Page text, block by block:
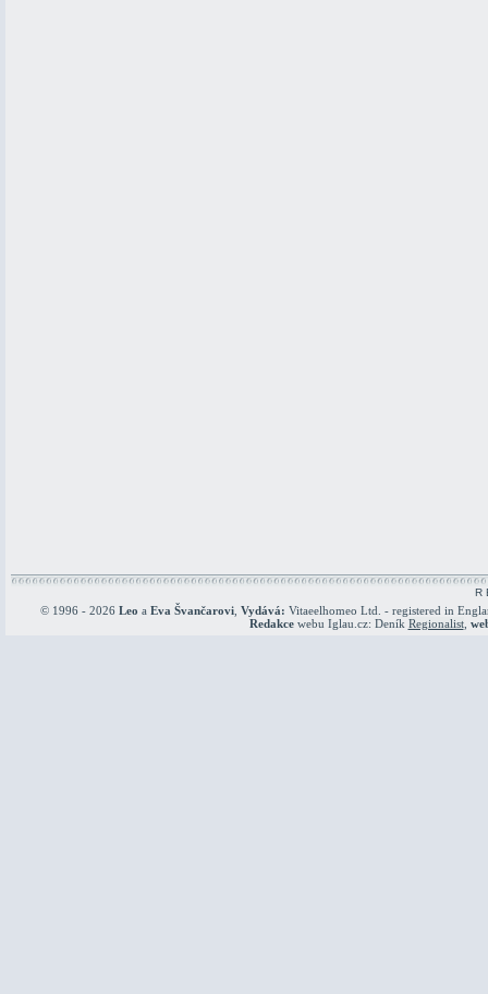
R
© 1996 - 2026 Leo a Eva Švančarovi Vydává: Vitaeelhomeo Ltd. - registered in
Redakcewebu Iglau.cz: Deník Regionalist,